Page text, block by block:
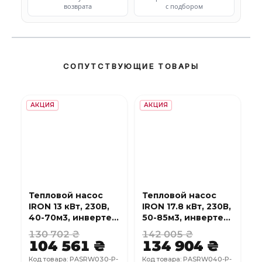
возврата
с подбором
СОПУТСТВУЮЩИЕ ТОВАРЫ
АКЦИЯ
Тепловой насос
IRON 13 кВт, 230В,
40-70м3, инвертер,
с охлаждением,
WI-FI
130 702 ₴
104 561 ₴
Код товара: PASRW030-P-
АКЦИЯ
Тепловой насос
IRON 17.8 кВт, 230В,
50-85м3, инвертер,
с охлаждением,
WI-FI
142 005 ₴
134 904 ₴
Код товара: PASRW040-P-